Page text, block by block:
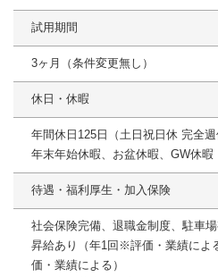
試用期間
3ヶ月（条件変更無し）
休日・休暇
年間休日125日（土日祝日休 完全週
年末年始休暇、お盆休暇、GW休暇
待遇・福利厚生・加入保険
社会保険完備、退職金制度、駐車
昇給あり（年1回※評価・業績によ
価・業績による）